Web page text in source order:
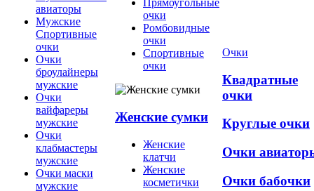
авиаторы
Мужские
Спортивные
очки
Очки
броулайнеры
мужские
Очки
вайфареры
мужские
Очки
клабмастеры
мужские
Очки маски
мужские
Прямоугольные
очки
Ромбовидные
очки
Спортивные
очки
Женские сумки
Женские
клатчи
Женские
косметички
Очки
Квадратные
очки
Круглые очки
Очки
Очки бабочки